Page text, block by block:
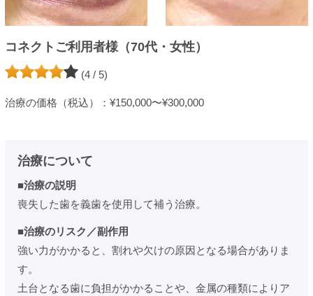
コネクトご利用者様（70代・女性）
(4 / 5)
治療の価格（税込）：¥150,000〜¥300,000
治療について
■治療の説明
喪失した歯を義歯を使用して補う治療。
■治療のリスク／副作用
強い力がかかると、割れや欠けの原因となる場合がありま
す。
土台となる歯に負担がかかることや、金属の種類によりア